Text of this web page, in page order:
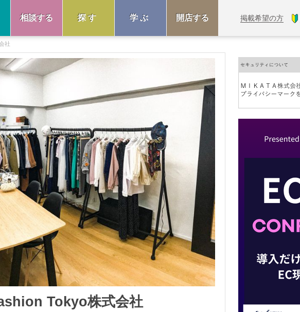
相談する 探す 学ぶ 開店する 掲載希望の方
社
Tokyo株式会社